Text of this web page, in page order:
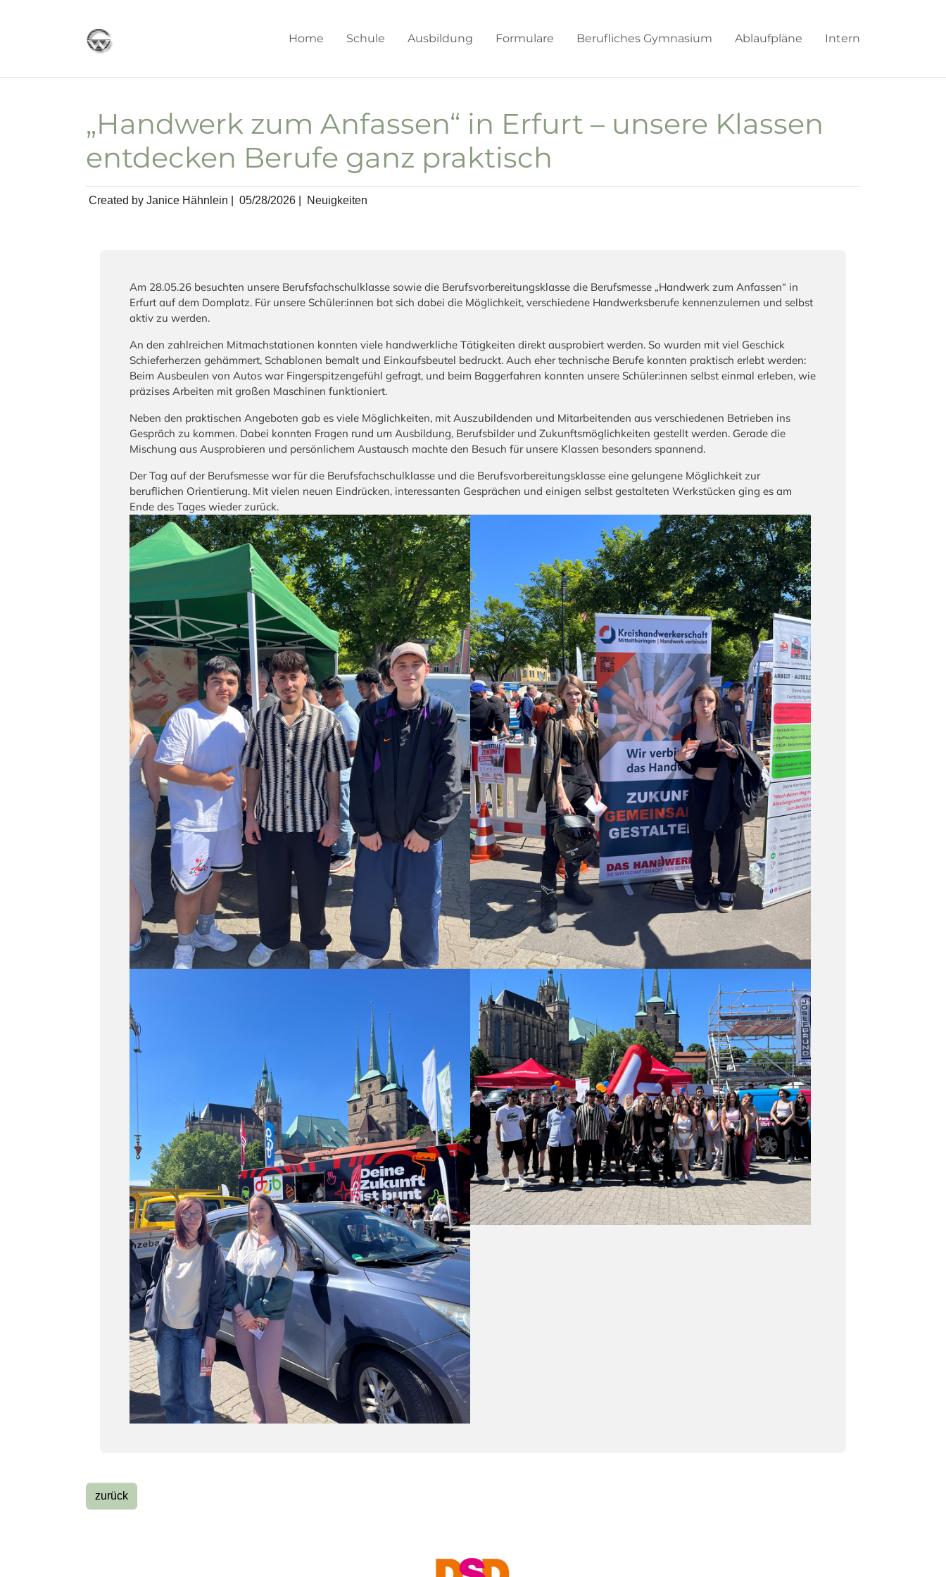
Home Schule Ausbildung Formulare Berufliches Gymnasium Ablaufpläne Intern
„Handwerk zum Anfassen“ in Erfurt – unsere Klassen
entdecken Berufe ganz praktisch
Created by Janice Hähnlein | 05/28/2026 Neuigkeiten
Am 28.05.26 besuchten unsere Berufsfachschulklasse sowie die Berufsvorbereitungsklasse die Berufsmesse „Handwerk zum Anfassen“ in
Erfurt auf dem Domplatz. Für unsere Schüler:innen bot sich dabei die Möglichkeit, verschiedene Handwerksberufe kennenzulernen und selbst
aktiv zu werden.
An den zahlreichen Mitmachstationen konnten viele handwerkliche Tätigkeiten direkt ausprobiert werden. So wurden mit viel Geschick
Schieferherzen gehämmert, Schablonen bemalt und Einkaufsbeutel bedruckt. Auch eher technische Berufe konnten praktisch erlebt werden:
Beim Ausbeulen von Autos war Fingerspitzengefühl gefragt, und beim Baggerfahren konnten unsere Schüler:innen selbst einmal erleben, wie
präzises Arbeiten mit großen Maschinen funktioniert.
Neben den praktischen Angeboten gab es viele Möglichkeiten, mit Auszubildenden und Mitarbeitenden aus verschiedenen Betrieben ins
Gespräch zu kommen. Dabei konnten Fragen rund um Ausbildung, Berufsbilder und Zukunftsmöglichkeiten gestellt werden. Gerade die
Mischung aus Ausprobieren und persönlichem Austausch machte den Besuch für unsere Klassen besonders spannend.
Der Tag auf der Berufsmesse war für die Berufsfachschulklasse und die Berufsvorbereitungsklasse eine gelungene Möglichkeit zur
beruflichen Orientierung. Mit vielen neuen Eindrücken, interessanten Gesprächen und einigen selbst gestalteten Werkstücken ging es am
Ende des Tages wieder zurück.
zurück